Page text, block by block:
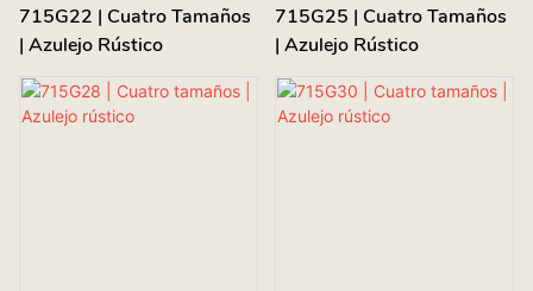
715G22 | Cuatro Tamaños
| Azulejo Rústico
715G25 | Cuatro Tamaños
| Azulejo Rústico